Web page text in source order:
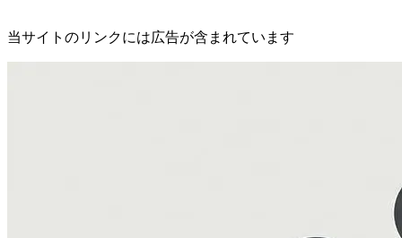
当サイトのリンクには広告が含まれています